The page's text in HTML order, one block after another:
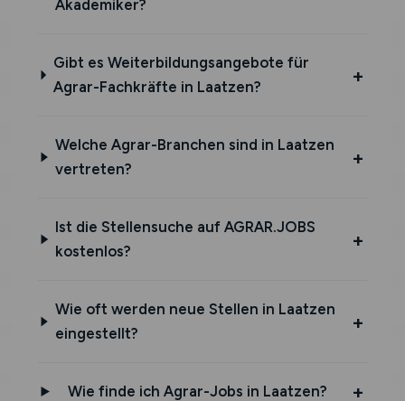
Akademiker?
Gibt es Weiterbildungsangebote für
Agrar-Fachkräfte in Laatzen?
Welche Agrar-Branchen sind in Laatzen
vertreten?
Ist die Stellensuche auf AGRAR.JOBS
kostenlos?
Wie oft werden neue Stellen in Laatzen
eingestellt?
Wie finde ich Agrar-Jobs in Laatzen?